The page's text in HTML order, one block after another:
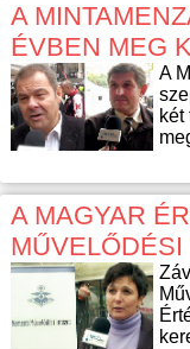
A
ÉVBEN MEG
A
két
A MAGYAR
MŰVELŐDÉSI